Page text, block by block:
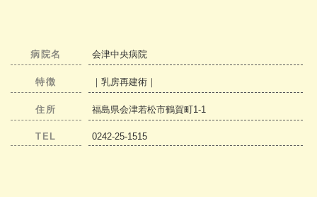
病院名 会津中央病院
特徴 ｜乳房再建術｜
住所 福島県会津若松市鶴賀町1-1
TEL 0242-25-1515